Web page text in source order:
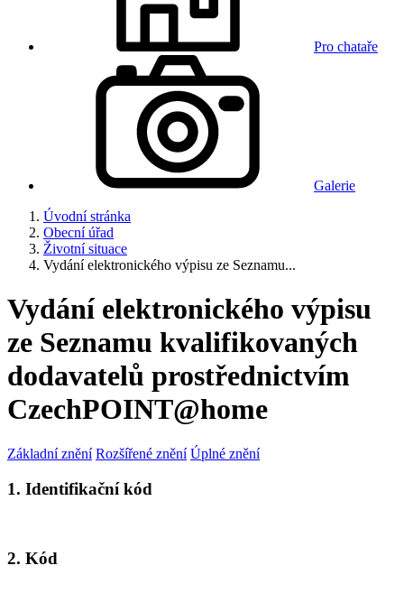
Pro chataře
Galerie
Úvodní stránka
Obecní úřad
Životní situace
Vydání elektronického výpisu ze Seznamu...
Vydání elektronického výpisu
ze Seznamu kvalifikovaných
dodavatelů prostřednictvím
CzechPOINT@home
Základní znění Rozšířené znění Úplné znění
1. Identifikační kód
2. Kód